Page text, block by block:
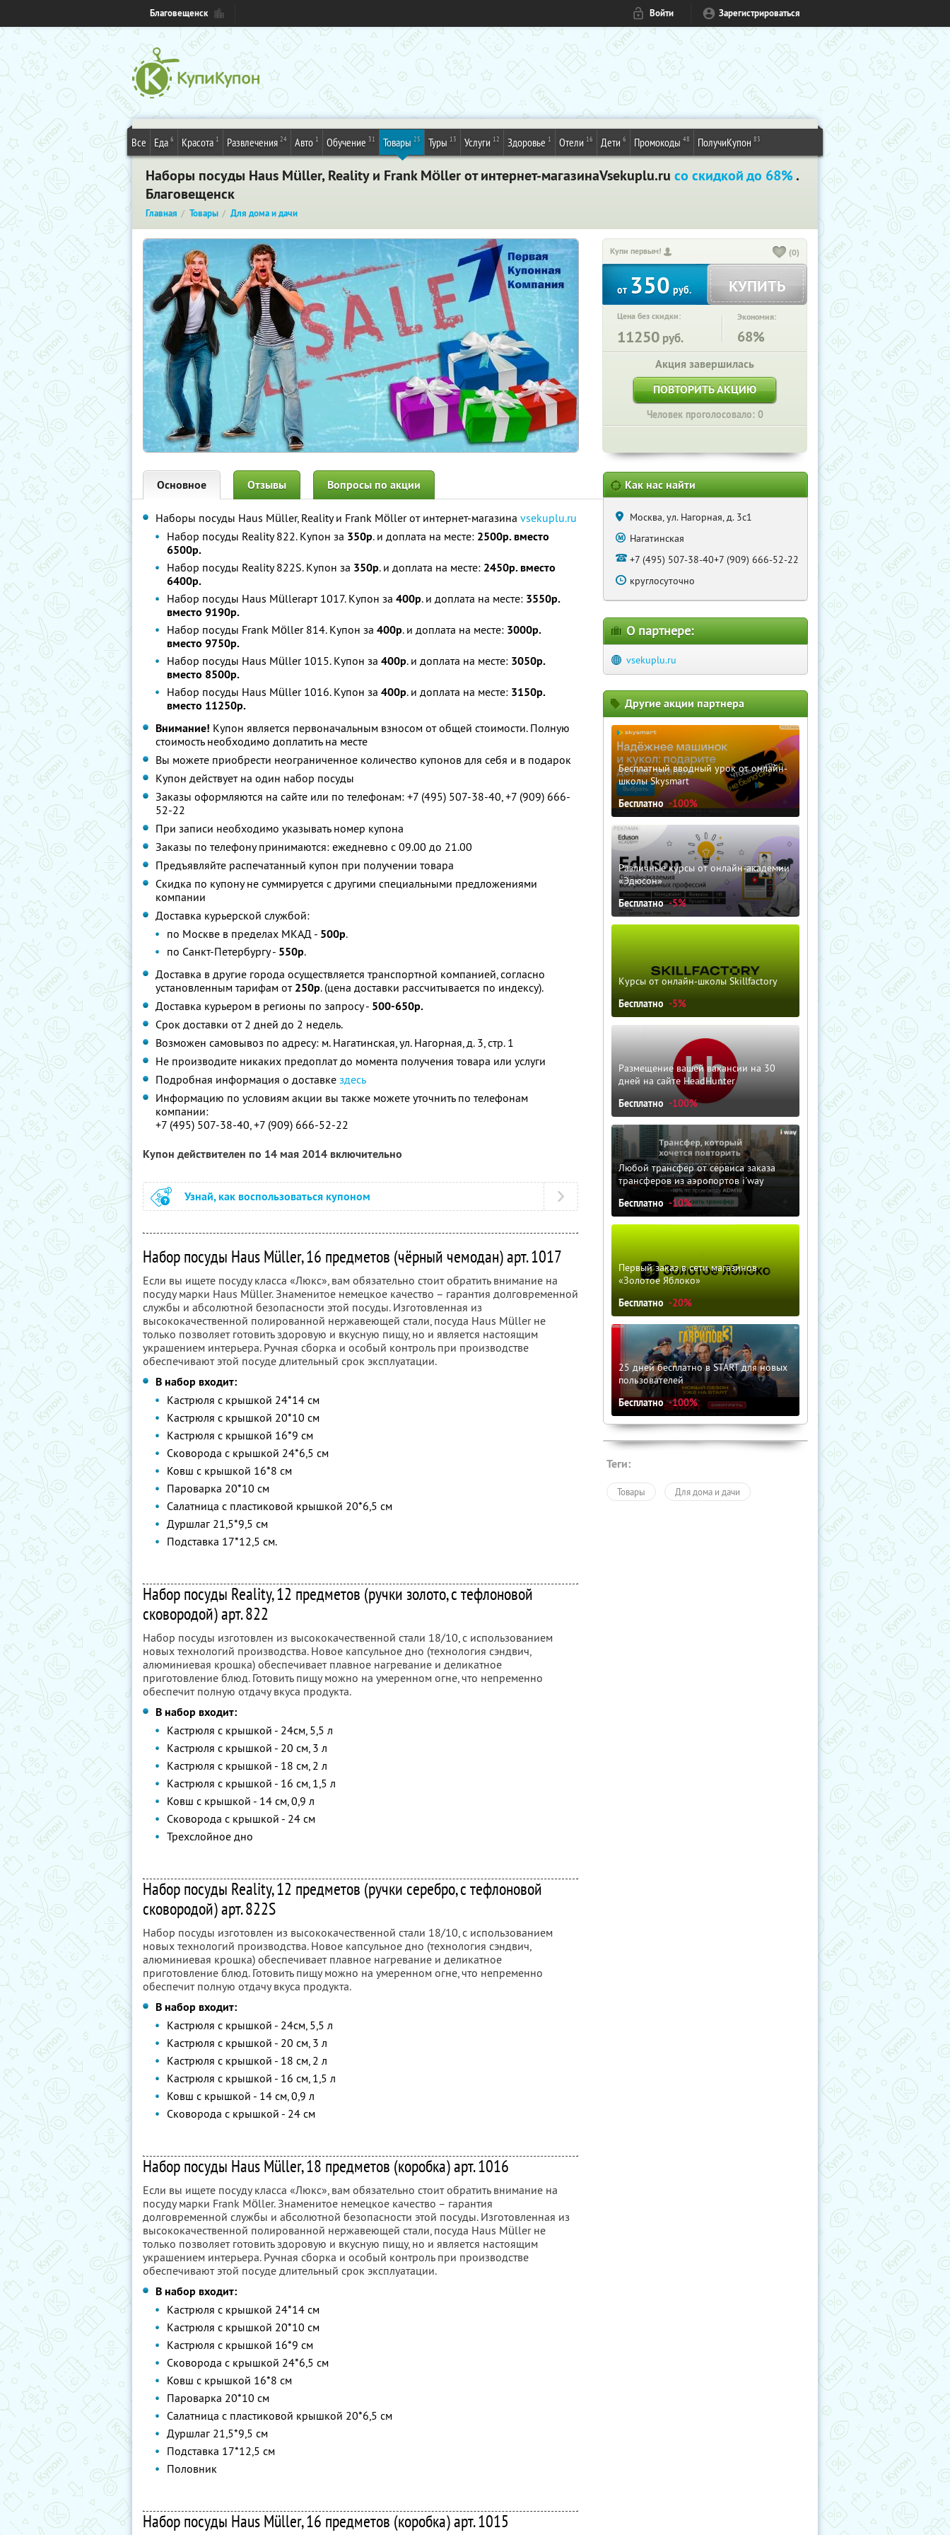
Благовещенск Войти Зарегистрироваться
Все Еда 6 Красота 1 Развлечения 24 Авто 1 Обучение 31 Товары 25 Туры 13 Услуги 12 Здоровье 1 Отели 16 Дети 6 Промокоды 48 ПолучиКупон 83
Наборы посуды Haus Müller, Reality и Frank Möller от интернет-магазинаVsekuplu.ru со скидкой до 68%.
Благовещенск
Главная Товары Для дома и дачи
Купи первым! (0)
от350руб. КУПИТЬ
Цена без скидки:
11250 руб.
Экономия:
68%
Акция завершилась
ПОВТОРИТЬ АКЦИЮ
Человек проголосовало: 0
Основное Отзывы Вопросы по акции
Наборы посуды Haus Müller, Reality и Frank Möller от интернет-магазина vsekuplu.ru
Набор посуды Reality 822. Купон за 350р. и доплата на месте: 2500р. вместо
6500р.
Набор посуды Reality 822S. Купон за 350р. и доплата на месте: 2450р. вместо
6400р.
Набор посуды Haus Müllerарт 1017. Купон за 400р. и доплата на месте: 3550р.
вместо 9190р.
Набор посуды Frank Möller 814. Купон за 400р. и доплата на месте: 3000р.
вместо 9750р.
Набор посуды Haus Müller 1015. Купон за 400р. и доплата на месте: 3050р.
вместо 8500р.
Набор посуды Haus Müller 1016. Купон за 400р. и доплата на месте: 3150р.
вместо 11250р.
Внимание! Купон является первоначальным взносом от общей стоимости. Полную
стоимость необходимо доплатить на месте
Вы можете приобрести неограниченное количество купонов для себя и в подарок
Купон действует на один набор посуды
Заказы оформляются на сайте или по телефонам: +7 (495) 507-38-40, +7 (909) 666-
52-22
При записи необходимо указывать номер купона
Заказы по телефону принимаются: ежедневно с 09.00 до 21.00
Предъявляйте распечатанный купон при получении товара
Скидка по купону не суммируется с другими специальными предложениями
компании
Доставка курьерской службой:
по Москве в пределах МКАД - 500р.
по Санкт-Петербургу - 550р.
Доставка в другие города осуществляется транспортной компанией, согласно
установленным тарифам от 250р. (цена доставки рассчитывается по индексу).
Доставка курьером в регионы по запросу - 500-650р.
Срок доставки от 2 дней до 2 недель.
Возможен самовывоз по адресу: м. Нагатинская, ул. Нагорная, д. 3, стр. 1
Не производите никаких предоплат до момента получения товара или услуги
Подробная информация о доставке здесь
Информацию по условиям акции вы также можете уточнить по телефонам
компании:
+7 (495) 507-38-40, +7 (909) 666-52-22
Купон действителен по 14 мая 2014 включительно
Узнай, как воспользоваться купоном
Набор посуды Haus Müller, 16 предметов (чёрный чемодан) арт. 1017
Если вы ищете посуду класса «Люкс», вам обязательно стоит обратить внимание на
посуду марки Haus Müller. Знаменитое немецкое качество – гарантия долговременной
службы и абсолютной безопасности этой посуды. Изготовленная из
высококачественной полированной нержавеющей стали, посуда Haus Müller не
только позволяет готовить здоровую и вкусную пищу, но и является настоящим
украшением интерьера. Ручная сборка и особый контроль при производстве
обеспечивают этой посуде длительный срок эксплуатации.
В набор входит:
Кастрюля с крышкой 24*14 см
Кастрюля с крышкой 20*10 см
Кастрюля с крышкой 16*9 см
Сковорода с крышкой 24*6,5 см
Ковш с крышкой 16*8 см
Пароварка 20*10 см
Салатница с пластиковой крышкой 20*6,5 см
Дуршлаг 21,5*9,5 см
Подставка 17*12,5 см.
Набор посуды Reality, 12 предметов (ручки золото, с тефлоновой
сковородой) арт. 822
Набор посуды изготовлен из высококачественной стали 18/10, с использованием
новых технологий производства. Новое капсульное дно (технология сэндвич,
алюминиевая крошка) обеспечивает плавное нагревание и деликатное
приготовление блюд. Готовить пищу можно на умеренном огне, что непременно
обеспечит полную отдачу вкуса продукта.
В набор входит:
Кастрюля с крышкой - 24см, 5,5 л
Кастрюля с крышкой - 20 см, 3 л
Кастрюля с крышкой - 18 см, 2 л
Кастрюля с крышкой - 16 см, 1,5 л
Ковш с крышкой - 14 см, 0,9 л
Сковорода с крышкой - 24 см
Трехслойное дно
Набор посуды Reality, 12 предметов (ручки серебро, с тефлоновой
сковородой) арт. 822S
Набор посуды изготовлен из высококачественной стали 18/10, с использованием
новых технологий производства. Новое капсульное дно (технология сэндвич,
алюминиевая крошка) обеспечивает плавное нагревание и деликатное
приготовление блюд. Готовить пищу можно на умеренном огне, что непременно
обеспечит полную отдачу вкуса продукта.
В набор входит:
Кастрюля с крышкой - 24см, 5,5 л
Кастрюля с крышкой - 20 см, 3 л
Кастрюля с крышкой - 18 см, 2 л
Кастрюля с крышкой - 16 см, 1,5 л
Ковш с крышкой - 14 см, 0,9 л
Сковорода с крышкой - 24 см
Набор посуды Haus Müller, 18 предметов (коробка) арт. 1016
Если вы ищете посуду класса «Люкс», вам обязательно стоит обратить внимание на
посуду марки Frank Möller. Знаменитое немецкое качество – гарантия
долговременной службы и абсолютной безопасности этой посуды. Изготовленная из
высококачественной полированной нержавеющей стали, посуда Haus Müller не
только позволяет готовить здоровую и вкусную пищу, но и является настоящим
украшением интерьера. Ручная сборка и особый контроль при производстве
обеспечивают этой посуде длительный срок эксплуатации.
В набор входит:
Кастрюля с крышкой 24*14 см
Кастрюля с крышкой 20*10 см
Кастрюля с крышкой 16*9 см
Сковорода с крышкой 24*6,5 см
Ковш с крышкой 16*8 см
Пароварка 20*10 см
Салатница с пластиковой крышкой 20*6,5 см
Дуршлаг 21,5*9,5 см
Подставка 17*12,5 см
Половник
Набор посуды Haus Müller, 16 предметов (коробка) арт. 1015
Как нас найти
Москва, ул. Нагорная, д. 3с1
Нагатинская
+7 (495) 507-38-40+7 (909) 666-52-22
круглосуточно
О партнере:
vsekuplu.ru
Другие акции партнера
Бесплатный вводный урок от онлайн-
школы Skysmart
Бесплатно -100%
Различные курсы от онлайн-академии
«Эдюсон»
Бесплатно -5%
Курсы от онлайн-школы Skillfactory
Бесплатно -5%
Размещение вашей вакансии на 30
дней на сайте HeadHunter
Бесплатно -100%
Любой трансфер от сервиса заказа
трансферов из аэропортов i'way
Бесплатно -10%
Первый заказ в сети магазинов
«Золотое Яблоко»
Бесплатно -20%
25 дней бесплатно в START для новых
пользователей
Бесплатно -100%
Теги:
Товары Для дома и дачи